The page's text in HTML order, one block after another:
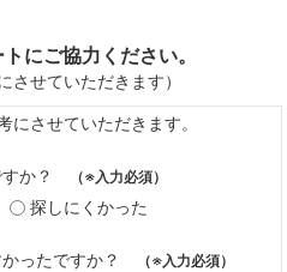
にご協力ください。
せていただきます）
させていただきます。
すか？ （※入力必須）
探しにくかった
かったですか？ （※入力必須）